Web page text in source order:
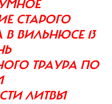
СТАРОГО
ВИЛЬНЮСЕ 13
ТРАУРА ПО
ЛИТВЫ